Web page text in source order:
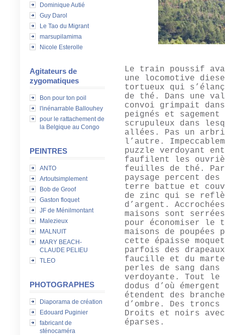
Dominique Autié
Guy Darol
Le Tao du Migrant
marsupilamima
Nicole Esterolle
Agitateurs de
zygomatiques
Bon pour ton poil
l'inénarrable Ballouhey
pour le rattachement de
la Belgique au Congo
PEINTRES
ANTO
Artoutsimplement
Bob de Groof
Gaston floquet
JF de Ménilmontant
Malezieux
MALNUIT
MARY BEACH-
CLAUDE PELIEU
TLEO
PHOTOGRAPHES
Diaporama de création
Edouard Puginier
fabricant de
sténocaméra
Le train poussif
une locomotive
tortueux qui
de thé. Dans une
convoi grimpait
peignés et
scrupuleux dans
allées. Pas un
l’autre.
puzzle verdoyant
faufilent les
feuilles de thé.
paysage percent
terre battue et
de zinc qui se
d’argent.
maisons sont
pour économiser
maisons de poupées
cette épaisse
parfois des
faucille et du
perles de sang dans
verdoyante. Tout le
dodus d’où
étendent des
d’ombre. Des
Droits et noirs
éparses.